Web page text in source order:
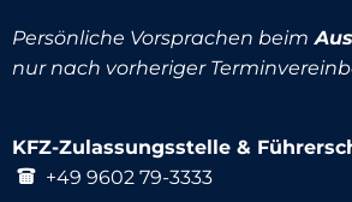
Persönliche Vorsprachen beim
nur nach vorheriger
KFZ-Zulassungsstelle &
+49 9602 79-3333